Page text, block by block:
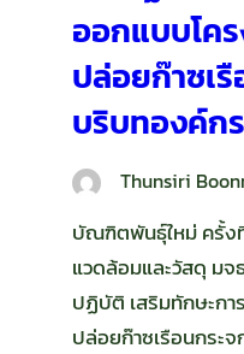
ออกแบบโค
ปล่อยก๊าซเ
บริบทองค์กร
Thunsiri
บัณฑิตพันธุ์ใหม่ ครั้ง
แวดล้อมและวัสดุ มจ
ปฏิบัติ เสริมทักษะก
ปล่อยก๊าซเรือนกระ